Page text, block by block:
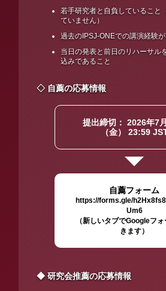
若手研究者と自負していること
ていません）
過去のIPSJ-ONEでの講演経験が
当日の発表と前日のリハーサル
込みであること
◇ 自薦の応募情報
提出締切： 2026年7
（金） 23:59
自薦フォーム
https://forms.gle/
Um6
（新しいタブでGoogleフ
きます）
◆ 研究会推薦の応募情報